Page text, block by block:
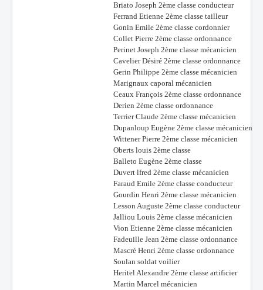
Briato Joseph 2ème classe conducteur
Ferrand Etienne 2ème classe tailleur
Gonin Emile 2ème classe cordonnier
Collet Pierre 2ème classe ordonnance
Perinet Joseph 2ème classe mécanicien
Cavelier Désiré 2ème classe ordonnance
Gerin Philippe 2ème classe mécanicien
Marignaux caporal mécanicien
Ceaux François 2ème classe ordonnance
Derien 2ème classe ordonnance
Terrier Claude 2ème classe mécanicien
Dupanloup Eugène 2ème classe mécanicien
Wittener Pierre 2ème classe mécanicien
Oberts louis 2ème classe
Balleto Eugène 2ème classe
Duvert lfred 2ème classe mécanicien
Faraud Emile 2ème classe conducteur
Gourdin Henri 2ème classe mécanicien
Lesson Auguste 2ème classe conducteur
Jalliou Louis 2ème classe mécanicien
Vion Etienne 2ème classe mécanicien
Fadeuille Jean 2ème classe ordonnance
Mascré Henri 2ème classe ordonnance
Soulan soldat voilier
Heritel Alexandre 2ème classe artificier
Martin Marcel mécanicien